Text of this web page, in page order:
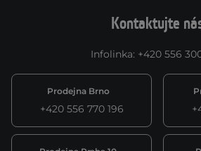
Kontaktujte
Infolinka: +420 556
Prodejna Brno
+420 556 770 196